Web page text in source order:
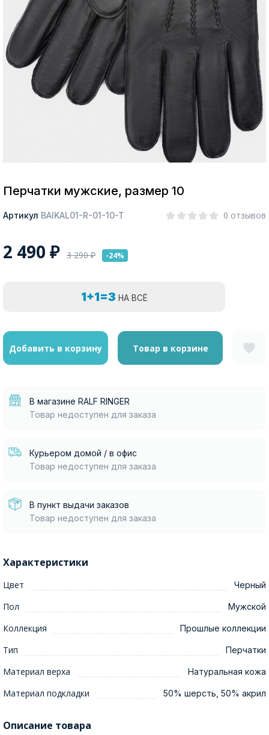
Москва
Изменить город
Перчатки мужские, размер 10
Артикул BAIKAL01-R-01-10-T 0 отзывов
2 490 ₽ 3 290₽ -24%
1+1=3 НА ВСЁ
Добавить в корзину Товар в корзине
В магазине RALF RINGER
Товар недоступен для заказа
Курьером домой / в офис
Товар недоступен для заказа
В пункт выдачи заказов
Товар недоступен для заказа
Характеристики
Цвет Черный
Пол Мужской
Коллекция Прошлые коллекции
Тип Перчатки
Материал верха Натуральная кожа
Материал подкладки 50% шерсть, 50% акрил
Описание товара